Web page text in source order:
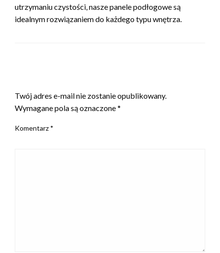
utrzymaniu czystości, nasze panele podłogowe są
idealnym rozwiązaniem do każdego typu wnętrza.
Twój adres e-mail nie zostanie opublikowany.
Wymagane pola są oznaczone*
Komentarz *